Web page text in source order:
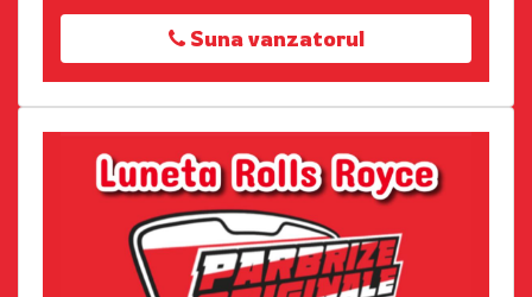
Suna vanzatorul